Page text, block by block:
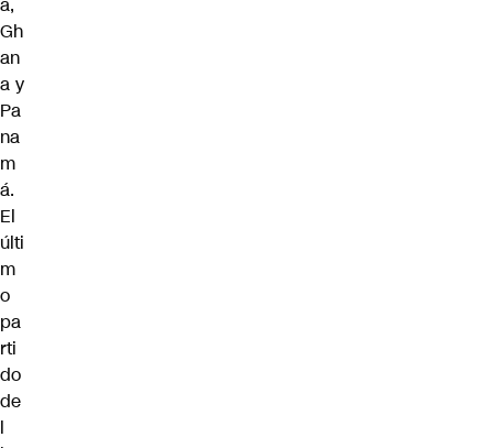
a,
Gh
an
a y
Pa
na
m
á.
El
últi
m
o
pa
rti
do
de
l